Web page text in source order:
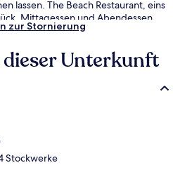
lassen. The Beach Restaurant, eins
Mittagessen und Abendessen
Bars/Lounges, eine Poolbar und
der Unterkunft.
zur Stornierung
Unterkunft
Stockwerke